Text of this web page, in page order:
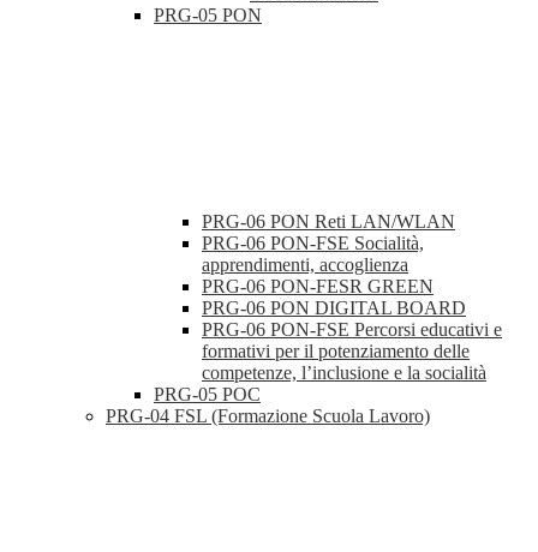
PRG-05 PON
PRG-06 PON Reti LAN/WLAN
PRG-06 PON-FSE Socialità,
apprendimenti, accoglienza
PRG-06 PON-FESR GREEN
PRG-06 PON DIGITAL BOARD
PRG-06 PON-FSE Percorsi educativi e
formativi per il potenziamento delle
competenze, l’inclusione e la socialità
PRG-05 POC
PRG-04 FSL (Formazione Scuola Lavoro)